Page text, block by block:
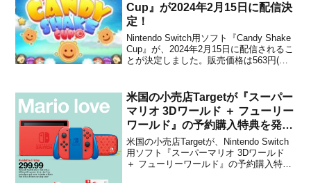
Cup』が2024年2月15日に配信決
定！
Nintendo Switch用ソフト『Candy Shake
Cup』が、2024年2月15日に配信されるこ
とが決定しました。販売価格は563円(税
とができます。本作は、カップの中でい
ろいろな...
米国の小売店Targetが『スーパー
マリオ 3Dワールド ＋ フューリー
ワールド』の予約購入特典を発
表！
米国の小売店Targetが、Nintendo Switch
用ソフト『スーパーマリオ 3Dワールド
＋ フューリーワールド』の予約購入特典